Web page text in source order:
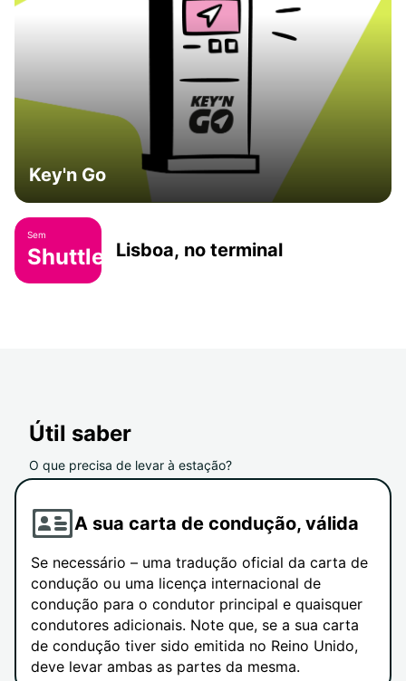
Key'n Go
Sem
Shuttle Lisboa, no terminal
Útil saber
O que precisa de levar à estação?
A sua carta de condução, válida
Se necessário – uma tradução oficial da carta de
condução ou uma licença internacional de
condução para o condutor principal e quaisquer
condutores adicionais. Note que, se a sua carta
de condução tiver sido emitida no Reino Unido,
deve levar ambas as partes da mesma.